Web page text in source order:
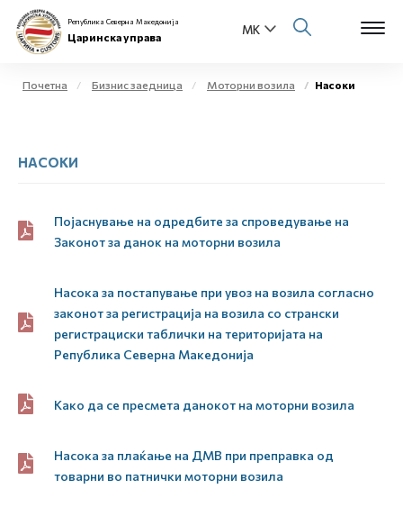
Бизнис заедница
Open
Медиа центар
Контакт
Е-Весник
Република Северна Македонија
Царинска управа
Почетна Бизнис заедница Моторни возила Насоки
НАСОКИ
Појаснување на одредбите за спроведување на
Законот за данок на моторни возила
Насока за постапување при увоз на возила согласно
законот за регистрација на возила со странски
регистрациски таблички на територијата на
Република Северна Македонија
Како да се пресмета данокот на моторни возила
Насока за плаќање на ДМВ при преправка од
товарни во патнички моторни возила